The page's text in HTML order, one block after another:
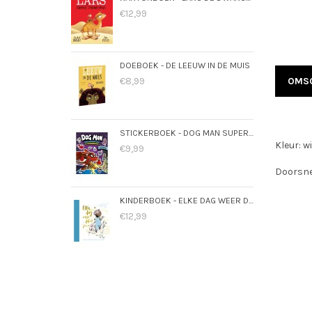
€12,99
DOEBOEK - DE LEEUW IN DE MUIS
€8,99
STICKERBOEK - DOG MAN SUPERMAATJES
€9,99
KINDERBOEK - ELKE DAG WEER DOL OP JOU
€12,99
Kleur: